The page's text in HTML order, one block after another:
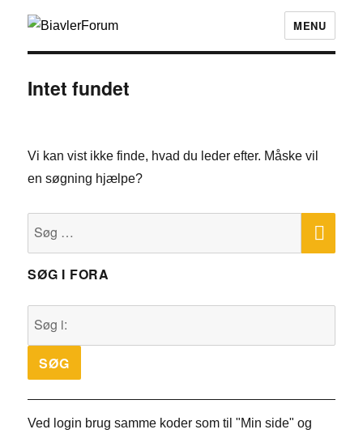
MENU
Intet fundet
Vi kan vist ikke finde, hvad du leder efter. Måske vil
en søgning hjælpe?
SØG I FORA
Ved login brug samme koder som til "Min side" og